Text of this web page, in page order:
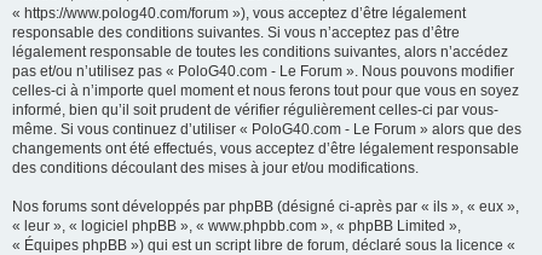
« https://www.polog40.com/forum »), vous acceptez d’être légalement
responsable des conditions suivantes. Si vous n’acceptez pas d’être
légalement responsable de toutes les conditions suivantes, alors n’accédez
pas et/ou n’utilisez pas « PoloG40.com - Le Forum ». Nous pouvons modifier
celles-ci à n’importe quel moment et nous ferons tout pour que vous en soyez
informé, bien qu’il soit prudent de vérifier régulièrement celles-ci par vous-
même. Si vous continuez d’utiliser « PoloG40.com - Le Forum » alors que des
changements ont été effectués, vous acceptez d’être légalement responsable
des conditions découlant des mises à jour et/ou modifications.
Nos forums sont développés par phpBB (désigné ci-après par « ils », « eux »,
« leur », « logiciel phpBB », « www.phpbb.com », « phpBB Limited »,
« Équipes phpBB ») qui est un script libre de forum, déclaré sous la licence «